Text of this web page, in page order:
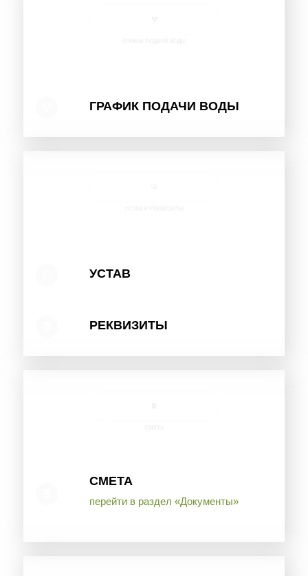
ГРАФИК ПОДАЧИ ВОДЫ
УСТАВ
РЕКВИЗИТЫ
СМЕТА
перейти в раздел «Документы»